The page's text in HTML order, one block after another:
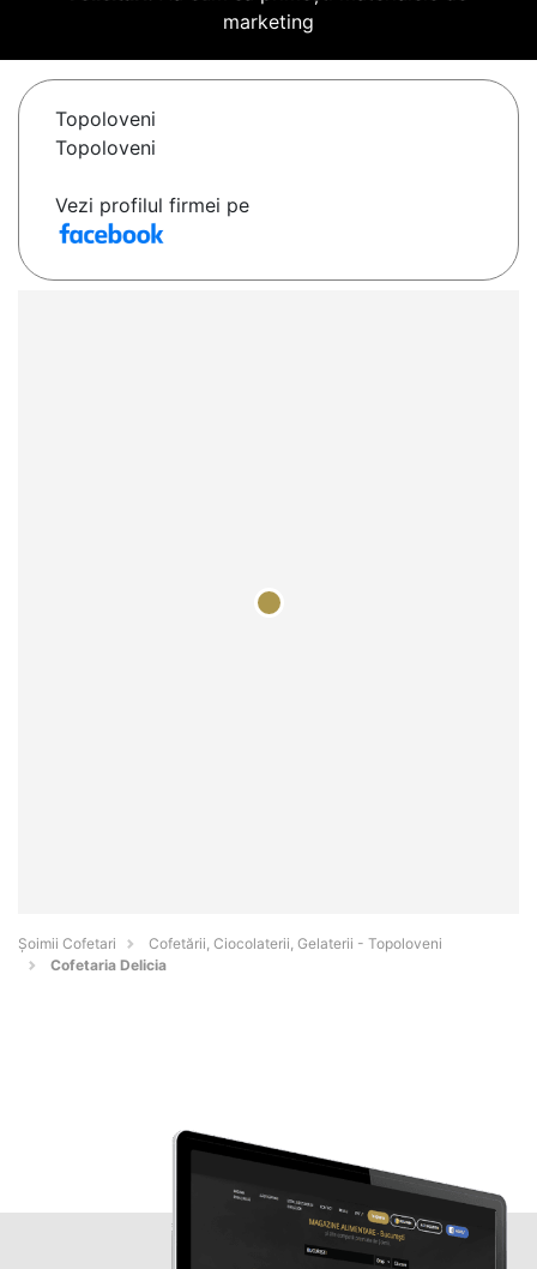
marketing
Topoloveni
Topoloveni
Vezi profilul firmei pe
Șoimii Cofetari
Cofetării, Ciocolaterii, Gelaterii - Topoloveni
Cofetaria Delicia